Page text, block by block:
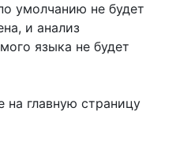
умолчанию не будет
и анализ
языка не будет
на главную страницу